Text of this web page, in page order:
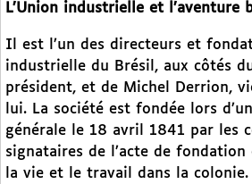
L’Union industrielle et l’aventure
Il est l’un des directeurs et
industrielle du Brésil, aux côtés
président, et de Michel Derrion,
lui. La société est fondée lors
générale le 18 avril 1841 par les
signataires de l’acte de
la vie et le travail dans la colonie.